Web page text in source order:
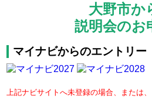
大野市か
説明会のお
マイナビからのエントリー
上記ナビサイトへ未登録の場合、または